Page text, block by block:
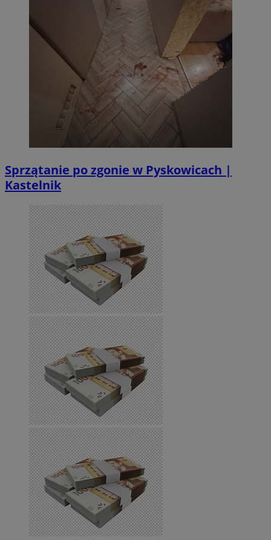
Sprzątanie po zgonie w Pyskowicach |
Kastelnik